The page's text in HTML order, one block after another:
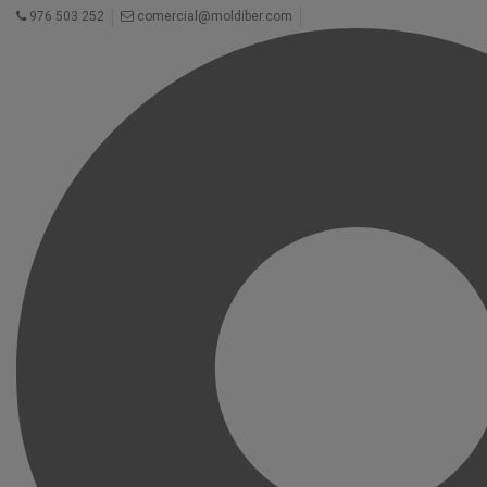
976 503 252 comercial@moldiber.com